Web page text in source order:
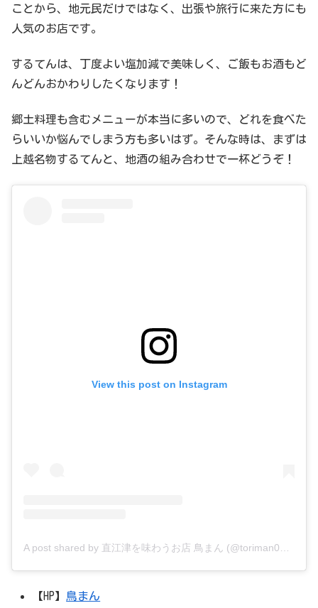
ことから、地元民だけではなく、出張や旅行に来た方にも
人気のお店です。
するてんは、丁度よい塩加減で美味しく、ご飯もお酒もど
んどんおかわりしたくなります！
郷土料理も含むメニューが本当に多いので、どれを食べた
らいいか悩んでしまう方も多いはず。そんな時は、まずは
上越名物するてんと、地酒の組み合わせで一杯どうぞ！
View this post on Instagram
【HP】 鳥まん